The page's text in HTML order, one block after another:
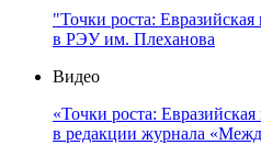
"Точки роста:
в РЭУ им. Плеханова
Видео
«Точки роста:
в редакции журнала